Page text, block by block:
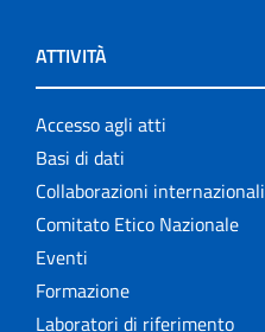
ATTIVITÀ
Accesso agli atti
Basi di dati
Collaborazioni internazionali
Comitato Etico Nazionale
Eventi
Formazione
Laboratori di riferimento